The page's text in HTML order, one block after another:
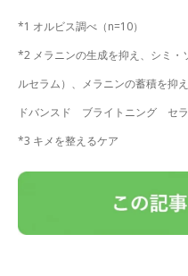
*1 オルビス調べ（n=10）
*2 メラニンの生成を抑え、シミ
ルセラム）、メラニンの蓄積を抑
ドバンスド ブライトニング セラ
*3 キメを整えるケア